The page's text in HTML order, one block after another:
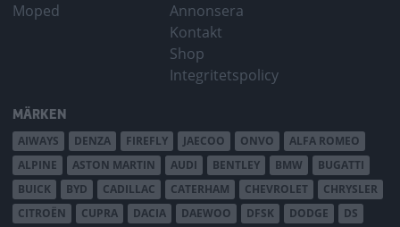
Moped
Annonsera
Kontakt
Shop
Integritetspolicy
MÄRKEN
AIWAYS DENZA FIREFLY JAECOO ONVO
ALFA ROMEO
ALPINE
ASTON MARTIN AUDI BENTLEY BMW
BUGATTI
BUICK
BYD CADILLAC CATERHAM CHEVROLET
CHRYSLER
CITROËN
CUPRA DACIA DAEWOO DFSK DODGE DS